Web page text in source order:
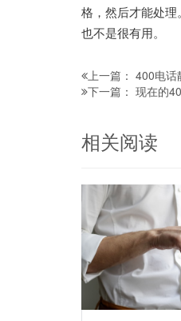
格，然后才能处
也不是很有用。
上一篇： 400电话
下一篇： 现在的
相关阅读